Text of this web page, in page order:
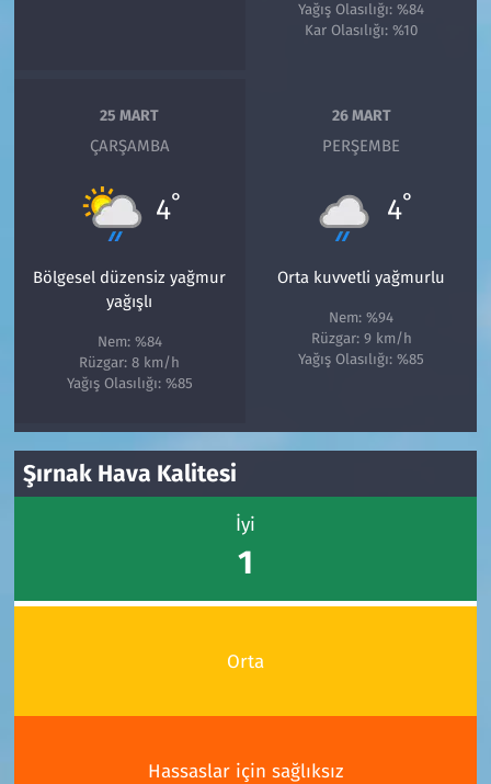
Yağış Olasılığı: %84
Kar Olasılığı: %10
25 MART
ÇARŞAMBA
4°
Bölgesel düzensiz yağmur
yağışlı
Nem: %84
Rüzgar: 8 km/h
Yağış Olasılığı: %85
26 MART
PERŞEMBE
4°
Orta kuvvetli yağmurlu
Nem: %94
Rüzgar: 9 km/h
Yağış Olasılığı: %85
Şırnak Hava Kalitesi
İyi
1
Orta
Hassaslar için sağlıksız